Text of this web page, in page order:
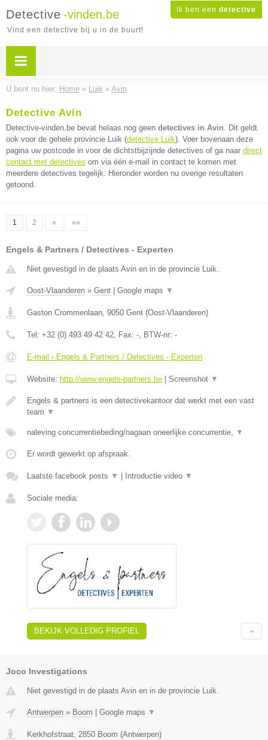
Ik ben een detective
Detective -vinden.be
Vind een detective bij u in de buurt!
U bent nu hier: Home » Luik » Avin
Detective Avin
Detective-vinden.be bevat helaas nog geen detectives in Avin. Dit geldt
ook voor de gehele provincie Luik (detective Luik). Voer bovenaan deze
pagina uw postcode in voor de dichtstbijzijnde detectives of ga naar direct
contact met detectives om via één e-mail in contact te komen met
meerdere detectives tegelijk. Hieronder worden nu overige resultaten
getoond.
1 2 » »»
Engels & Partners / Detectives - Experten
Niet gevestigd in de plaats Avin en in de provincie Luik.
Oost-Vlaanderen » Gent Google maps ▼
Gaston Crommenlaan, 9050 Gent (Oost-Vlaanderen)
Tel: +32 (0) 493 49 42 42, Fax: -, BTW-nr: -
E-mail › Engels & Partners / Detectives - Experten
Website: http://www.engels-partners.be Screenshot ▼
Engels & partners is een detectivekantoor dat werkt met een vast
team ▼
naleving concurrentiebeding/nagaan oneerlijke concurrentie, ▼
Er wordt gewerkt op afspraak.
Laatste facebook posts ▼ Introductie video ▼
Sociale media:
BEKIJK VOLLEDIG PROFIEL
Joco Investigations
Niet gevestigd in de plaats Avin en in de provincie Luik.
Antwerpen » Boom Google maps ▼
Kerkhofstraat, 2850 Boom (Antwerpen)